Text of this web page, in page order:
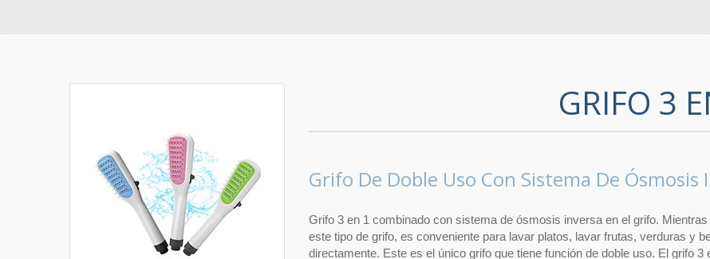
GRIFO 3
Grifo De Doble Uso Con Sistema De Ósmosis
Grifo 3 en 1 combinado con sistema de ósmosis inversa en el grifo. Mientras
este tipo de grifo, es conveniente para lavar platos, lavar frutas, verduras y
directamente. Este es el único grifo que tiene función de doble uso. El grifo 3